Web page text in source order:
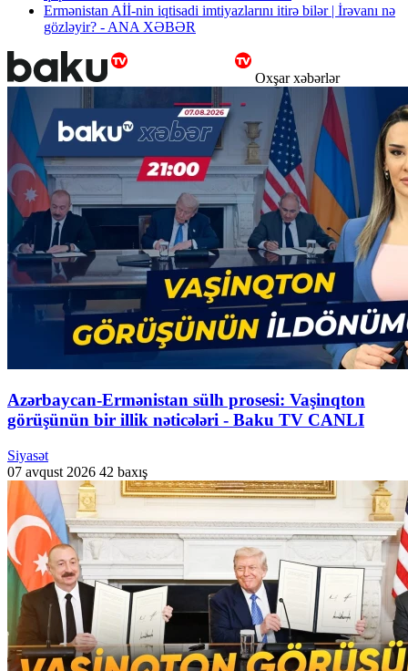
Ermənistan Aİİ-nin iqtisadi imtiyazlarını itirə bilər | İrəvanı nə
gözləyir? - ANA XƏBƏR
Oxşar xəbərlər
Azərbaycan-Ermənistan sülh prosesi: Vaşinqton
görüşünün bir illik nəticələri - Baku TV CANLI
Siyasət
07 avqust 2026 42 baxış